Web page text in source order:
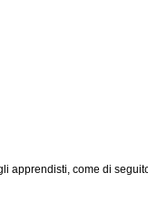
apprendisti, come di